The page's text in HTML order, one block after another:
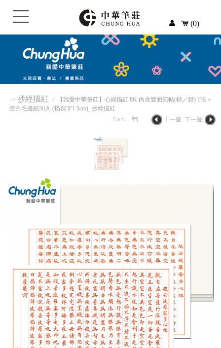
(0)
‧ > 抄經描紅
> 【我愛中華筆莊】心經描紅 8K 內含雙面範帖(楷／隸) 1張＋
空白毛邊紙50入 (描寫字1.5cm)ˍ 抄經描紅